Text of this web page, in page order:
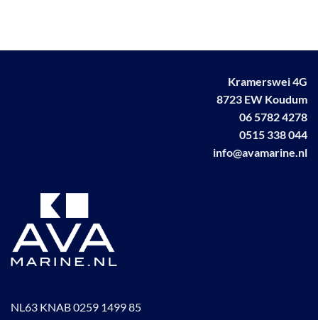
de
Kramerswei 4G
8723 EW Koudum
06 5782 4278
0515 338 044
info@avamarine.nl
NL63 KNAB 0259 1499 85